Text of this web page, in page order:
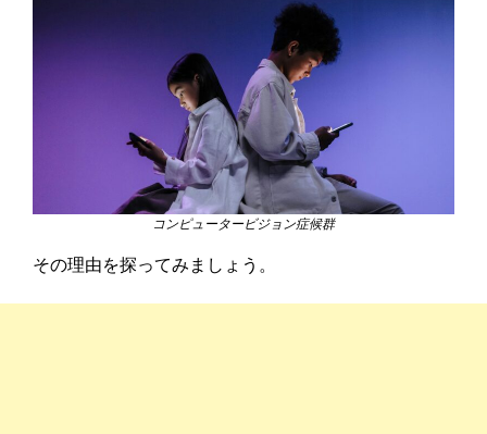
コンピュータービジョン症候群
その理由を探ってみましょう。